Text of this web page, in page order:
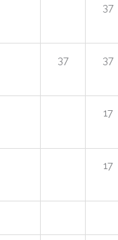
37
37 37
17
17